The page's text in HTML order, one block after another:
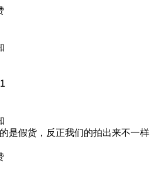
1
是假货，反正我们的拍出来不一样